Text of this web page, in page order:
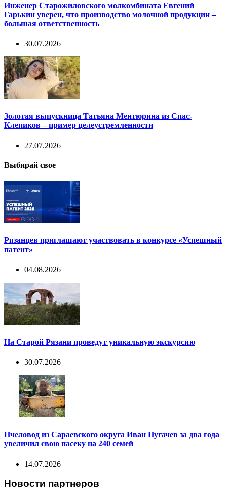
Инженер Старожиловского молкомбината Евгений
Гарькин уверен, что производство молочной продукции –
большая ответственность
30.07.2026
Золотая выпускница Татьяна Ментюрина из Спас-
Клепиков – пример целеустремленности
27.07.2026
Выбирай свое
Рязанцев приглашают участвовать в конкурсе «Успешный
патент»
04.08.2026
На Старой Рязани проведут уникальную экскурсию
30.07.2026
Пчеловод из Сараевского округа Иван Пугачев за два года
увеличил свою пасеку на 240 семей
14.07.2026
Новости партнеров